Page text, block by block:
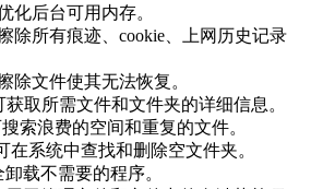
化后台可用内存。
除所有痕迹、cookie、上网历史记录
除文件使其无法恢复。
取所需文件和文件夹的详细信息。
索浪费的空间和重复的文件。
在系统中查找和删除空文件夹。
载不需要的程序。